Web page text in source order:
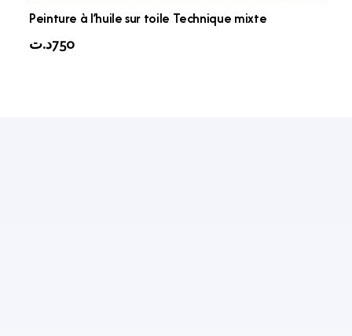
Peinture à l’huile sur toile Technique mixte
750د.ت